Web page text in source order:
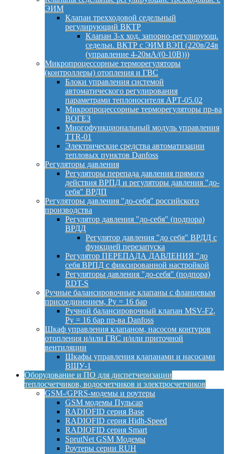
ЭИМ
Клапан трехходовой седельный
регулирующий ВКТР
Клапан 3-х ход. запорно-регулирующ.
седельн. ВКТР с ЭИМ ВЭП (220в/24в
(управление 4-20мА/(0-10В)))
Микропроцессорные терморегуляторы
(контроллеры) отопления и ГВС
Блоки управления системой
автоматического регулирования
параметрами теплоносителя АРТ-05.02
Микропроцессорные терморегуляторы пр-ва
ВОГЕЗ
Многофункциональный модуль управления
TTR-01
Электрические средства автоматизации
тепловых пунктов Danfoss
Регуляторы давления
Регуляторы перепада давления прямого
действия ВРПД и регуляторы давления "до-
себя" ВРДП
Регуляторы давления "до-себя" российского
производства
Регулятор давления "до-себя" (подпора)
ВРДД
Регулятор давления "до себя" ВРДД с
функцией перезапуска
Регулятор ПЕРЕПАДА ДАВЛЕНИЯ "до
себя ВРПД с фиксированной настройкой
Регуляторы давления "до-себя" (подпора)
RDT-S
Ручные балансировочные клапаны с фланцевым
присоединением, Py = 16 бар
Ручной балансировочный клапан MSV-F2,
Py = 16 бар пр-ва Danfoss
Шкаф управления клапаном, насосом контуров
отопления и/или ГВС и/или приточной
вентиляции
Шкафы управления клапанами и насосами
ВШУ-1
Оборудование и ПО для диспетчеризации
теплосчетчиков, водосчетчиков и электросчетчиков
GSM-/GPRS-модемы и роутеры
GSM модемы Пульсар
RADIOFID серия Base
RADIOFID серия Hidh-Speed
RADIOFID серия Smart
SprutNet GSM Модемы
Роутеры серии RUH